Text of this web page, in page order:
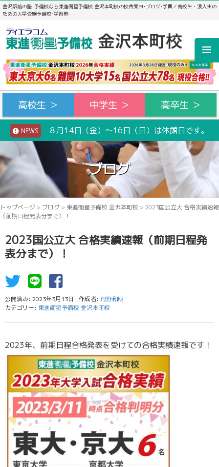
金沢駅前の塾･予備校なら東進衛星予備校 金沢本町校の校舎案内･ブログ･学費／高校生・浪人生の
ための大学受験予備校･学習塾
高校生 ＞ 中学生 ＞ 高卒生 ＞
NEWS ８月14日（金）～16日（日）は休館日です。
ブログ
トップページ > ブログ > 東進衛星予備校 金沢本町校 > 2023国公立大 合格実績速報
（前期日程発表分まで）！
2023国公立大 合格実績速報（前期日程発
表分まで）！
公開済み: 2023年3月13日 作成者: 丹野和明
カテゴリー: 東進衛星予備校 金沢本町校
2023年、前期日程合格発表を受けての合格実績速報です！